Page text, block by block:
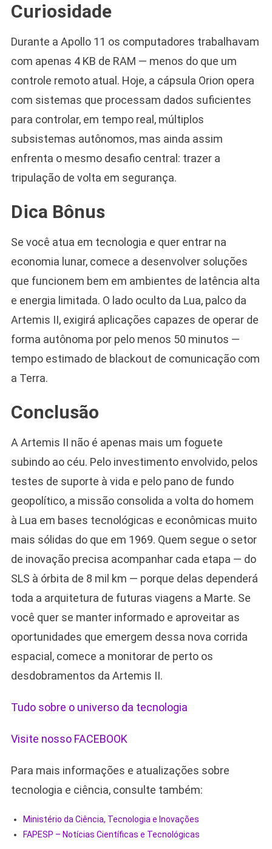
Curiosidade
Durante a Apollo 11 os computadores trabalhavam
com apenas 4 KB de RAM — menos do que um
controle remoto atual. Hoje, a cápsula Orion opera
com sistemas que processam dados suficientes
para controlar, em tempo real, múltiplos
subsistemas autônomos, mas ainda assim
enfrenta o mesmo desafio central: trazer a
tripulação de volta em segurança.
Dica Bônus
Se você atua em tecnologia e quer entrar na
economia lunar, comece a desenvolver soluções
que funcionem bem em ambientes de latência alta
e energia limitada. O lado oculto da Lua, palco da
Artemis II, exigirá aplicações capazes de operar de
forma autônoma por pelo menos 50 minutos —
tempo estimado de blackout de comunicação com
a Terra.
Conclusão
A Artemis II não é apenas mais um foguete
subindo ao céu. Pelo investimento envolvido, pelos
testes de suporte à vida e pelo pano de fundo
geopolítico, a missão consolida a volta do homem
à Lua em bases tecnológicas e econômicas muito
mais sólidas do que em 1969. Quem segue o setor
de inovação precisa acompanhar cada etapa — do
SLS à órbita de 8 mil km — porque delas dependerá
toda a arquitetura de futuras viagens a Marte. Se
você quer se manter informado e aproveitar as
oportunidades que emergem dessa nova corrida
espacial, comece a monitorar de perto os
desdobramentos da Artemis II.
Tudo sobre o universo da tecnologia
Visite nosso FACEBOOK
Para mais informações e atualizações sobre
tecnologia e ciência, consulte também:
Ministério da Ciência, Tecnologia e Inovações
FAPESP – Notícias Científicas e Tecnológicas